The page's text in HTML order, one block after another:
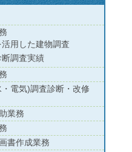
活用した建物調査
断調査実績
電気)調査診断・改修
業務
書作成業務